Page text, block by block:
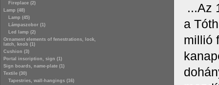
Fireplace (2)
Lamp (48)
Lamp (45)
Lámpaszobor (1)
Led lamp (2)
Ornament elements of fenestrations, lock,
latch, knob (1)
Cushion (3)
Portal inscription, sign (1)
Sign boards, name-plate (1)
Textile (30)
Tapestries, wall-hangings (16)
...Az
a
millió